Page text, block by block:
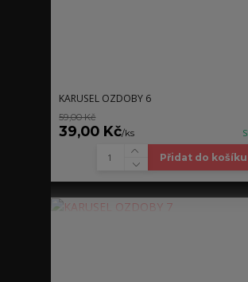
KARUSEL OZDOBY 6
59,00 Kč
39,00 Kč/ks
Přidat do košíku